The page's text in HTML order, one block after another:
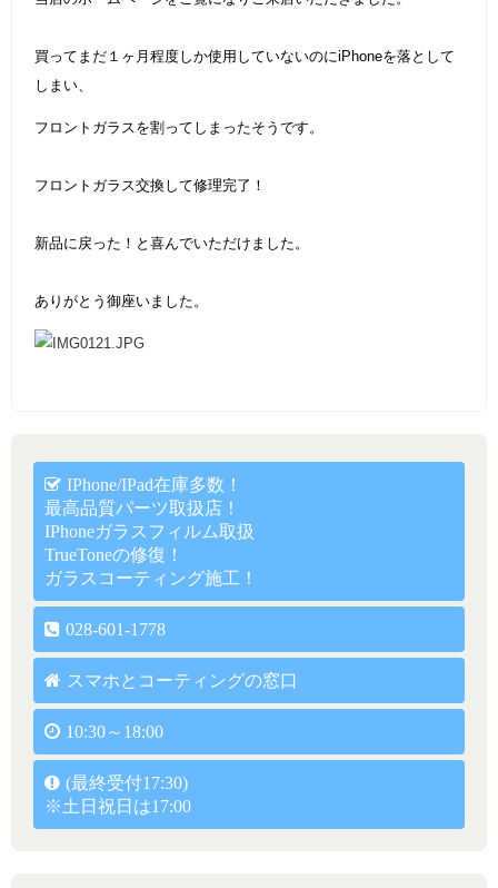
買ってまだ１ヶ月程度しか使用していないのにiPhoneを落として
しまい、
フロントガラスを割ってしまったそうです。
フロントガラス交換して修理完了！
新品に戻った！と喜んでいただけました。
ありがとう御座いました。
IPhone/iPad在庫多数！
最高品質パーツ取扱店！
IPhoneガラスフィルム取扱
TrueToneの修復！
ガラスコーティング施工！
028-601-1778
スマホとコーティングの窓口
10:30～18:00
(最終受付17:30)
※土日祝日は17:00